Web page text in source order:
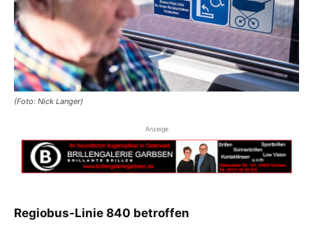
(Foto: Nick Langer)
Anzeige
Regiobus-Linie 840 betroffen